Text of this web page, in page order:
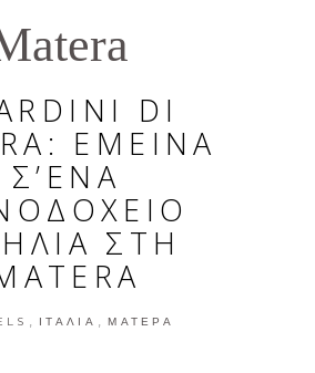
DI
ΕΜΕΙΝΑ
Σ’ΕΝΑ
ΣΤΗ
ΙΤΑΛΊΑ ΜΑΤΈΡΑ